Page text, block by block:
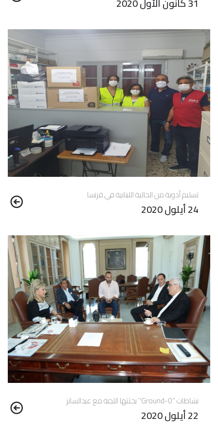
تسليم أدوية من الجالية اللبنانية في فرنسا
24 أيلول 2020
نشاطات "Ground-0" بحثتها اللجنة مع عبدالساتر
22 أيلول 2020